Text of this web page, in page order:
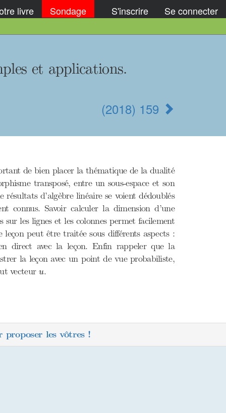
livre Sondage S'inscrire Se connecter
et applications.
(2018) 159
de bien placer la thématique de la dualité
transposé, entre un sous-espace et son
d’algèbre linéaire se voient dédoublés
connus. Savoir calculer la dimension d’une
les lignes et les colonnes permet facilement
leçon peut être traitée sous différents aspects :
direct avec la leçon. Enfin rappeler que la
la leçon avec un point de vue probabiliste,
vecteur u
u.
proposer les vôtres !